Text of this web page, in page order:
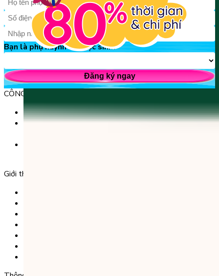
Bạn là phụ huynh hay học sinh?
Đăng ký ngay
CÔNG TY TNHH GIÁO DỤC UNICLASS
MST: 0110991152 do Sở tài chính TP. Hà Nội cấp.
Tầng 3, Số 61 phố Ngụy Như Kon Tum, phường Thanh
Giới thiệu